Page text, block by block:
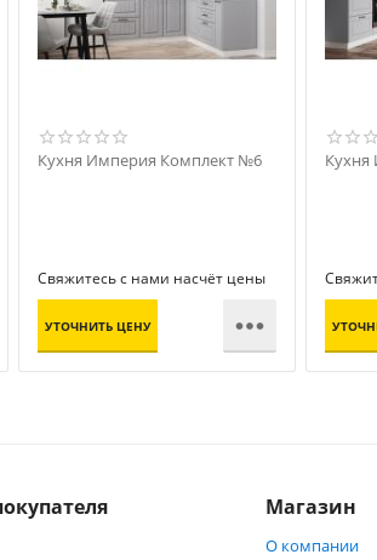
Кухня Империя Комплект №6
Свяжитесь с нами насчёт цены
УТОЧНИТЬ ЦЕНУ 
Магазин
О компании